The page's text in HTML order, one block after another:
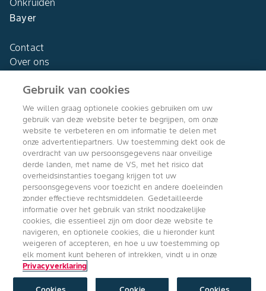
Onkruiden
Bayer
Contact
Over ons
Agro Bayer
Nederland
Volg ons
Copyright © Bayer Crop Science 2024
Algemene Gebruiksvoorwaarden/Privacyverklaring/Imprint/Cookie
instellingen
Gebruik van cookies
We willen graag optionele cookies gebruiken om uw
gebruik van deze website beter te begrijpen, om onze
website te verbeteren en om informatie te delen met
onze advertentiepartners. Uw toestemming dekt ook de
overdracht van uw persoonsgegevens naar onveilige
derde landen, met name de VS, met het risico dat
overheidsinstanties toegang krijgen tot uw
persoonsgegevens voor toezicht en andere doeleinden
zonder effectieve rechtsmiddelen. Gedetailleerde
informatie over het gebruik van strikt noodzakelijke
cookies, die essentieel zijn om door deze website te
navigeren, en optionele cookies, die u hieronder kunt
weigeren of accepteren, en hoe u uw toestemming op
elk moment kunt beheren of intrekken, vindt u in onze
Privacyverklaring